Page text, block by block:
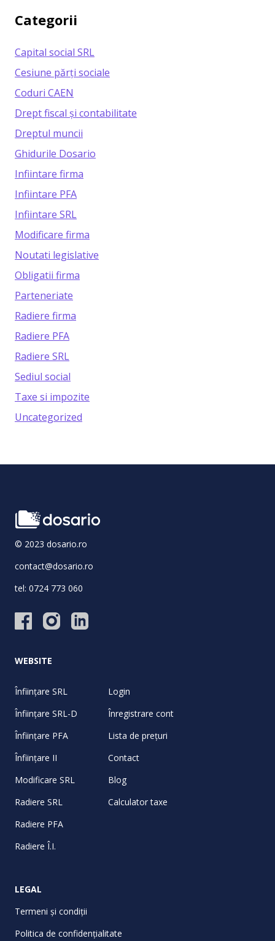
Categorii
Capital social SRL
Cesiune părți sociale
Coduri CAEN
Drept fiscal și contabilitate
Dreptul muncii
Ghidurile Dosario
Infiintare firma
Infiintare PFA
Infiintare SRL
Modificare firma
Noutati legislative
Obligatii firma
Parteneriate
Radiere firma
Radiere PFA
Radiere SRL
Sediul social
Taxe si impozite
Uncategorized
© 2023 dosario.ro
contact@dosario.ro
tel: 0724 773 060
WEBSITE
Înființare SRL
Înființare SRL-D
Înființare PFA
Înființare II
Modificare SRL
Radiere SRL
Radiere PFA
Radiere Î.I.
Login
Înregistrare cont
Lista de prețuri
Contact
Blog
Calculator taxe
LEGAL
Termeni și condiții
Politica de confidențialitate